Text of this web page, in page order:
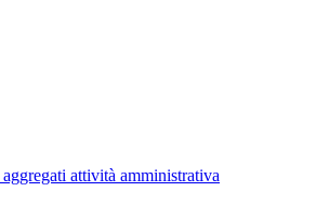
attività amministrativa